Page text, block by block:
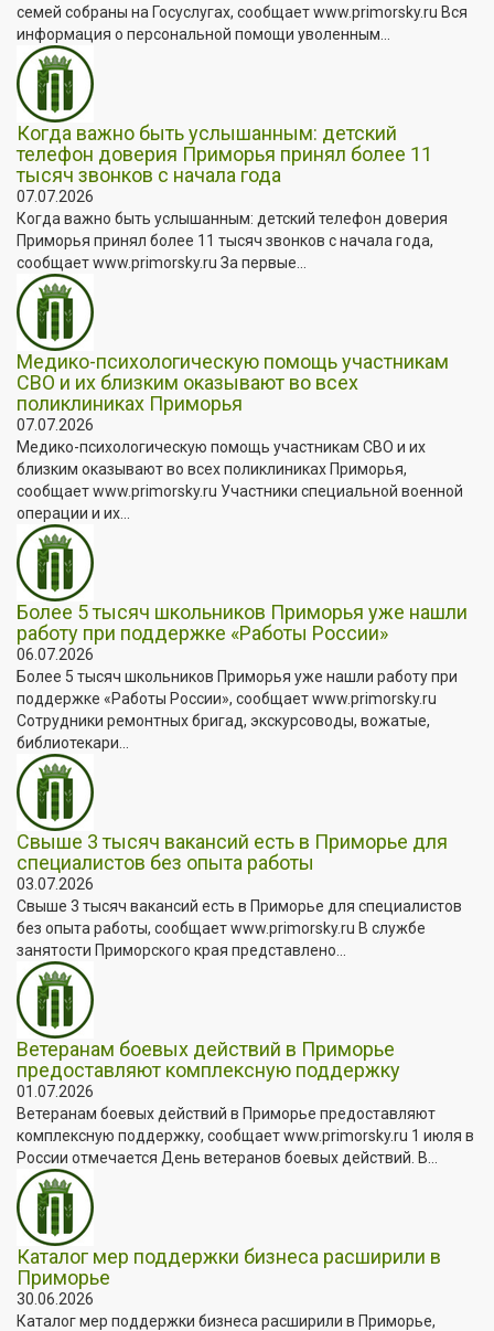
семей собраны на Госуслугах, сообщает www.primorsky.ru Вся
информация о персональной помощи уволенным...
Когда важно быть услышанным: детский
телефон доверия Приморья принял более 11
тысяч звонков с начала года
07.07.2026
Когда важно быть услышанным: детский телефон доверия
Приморья принял более 11 тысяч звонков с начала года,
сообщает www.primorsky.ru За первые...
Медико-психологическую помощь участникам
СВО и их близким оказывают во всех
поликлиниках Приморья
07.07.2026
Медико-психологическую помощь участникам СВО и их
близким оказывают во всех поликлиниках Приморья,
сообщает www.primorsky.ru Участники специальной военной
операции и их...
Более 5 тысяч школьников Приморья уже нашли
работу при поддержке «Работы России»
06.07.2026
Более 5 тысяч школьников Приморья уже нашли работу при
поддержке «Работы России», сообщает www.primorsky.ru
Сотрудники ремонтных бригад, экскурсоводы, вожатые,
библиотекари...
Свыше 3 тысяч вакансий есть в Приморье для
специалистов без опыта работы
03.07.2026
Свыше 3 тысяч вакансий есть в Приморье для специалистов
без опыта работы, сообщает www.primorsky.ru В службе
занятости Приморского края представлено...
Ветеранам боевых действий в Приморье
предоставляют комплексную поддержку
01.07.2026
Ветеранам боевых действий в Приморье предоставляют
комплексную поддержку, сообщает www.primorsky.ru 1 июля в
России отмечается День ветеранов боевых действий. В...
Каталог мер поддержки бизнеса расширили в
Приморье
30.06.2026
Каталог мер поддержки бизнеса расширили в Приморье,